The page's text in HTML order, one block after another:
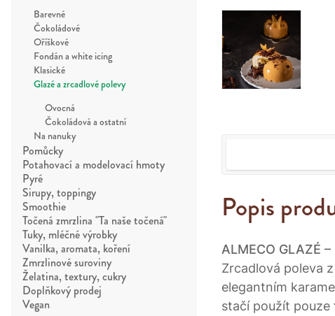
Barevné
Čokoládové
Oříškové
Fondán a white icing
Klasické
Glazé a zrcadlové polevy
Ovocná
Čokoládová a ostatní
Na nanuky
Pomůcky
Potahovací a modelovací hmoty
Pyré
Sirupy, toppingy
Smoothie
Točená zmrzlina "Ta naše točená"
Tuky, mléčné výrobky
Vanilka, aromata, koření
Zmrzlinové suroviny
Želatina, textury, cukry
Doplňkový prodej
Vegan
Popis
ALMECO GLAZÉ
Zrcadlová poleva z
elegantním
stačí použít pouze